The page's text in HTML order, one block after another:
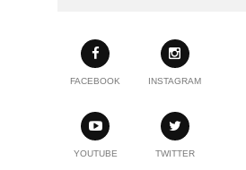
FACEBOOK INSTAGRAM
YOUTUBE TWITTER